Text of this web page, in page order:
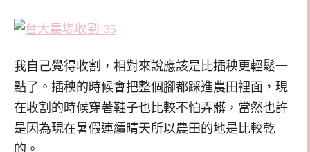
我自己覺得收割，相對來說應該是比插秧更輕鬆一
點了。插秧的時候會把整個腳都踩進農田裡面，現
在收割的時候穿著鞋子也比較不怕弄髒，當然也許
是因為現在暑假連續晴天所以農田的地是比較乾
的。